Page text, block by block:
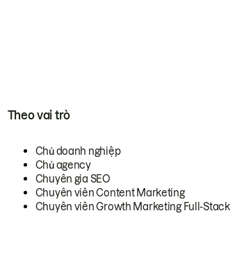
Theo vai trò
Chủ doanh nghiệp
Chủ agency
Chuyên gia SEO
Chuyên viên Content Marketing
Chuyên viên Growth Marketing Full-Stack